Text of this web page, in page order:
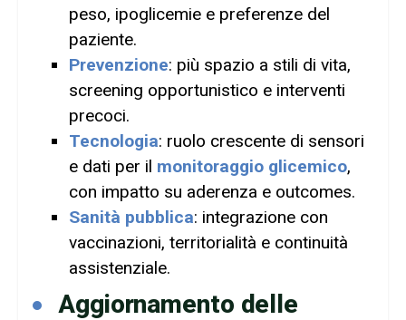
peso, ipoglicemie e preferenze del
paziente.
Prevenzione: più spazio a stili di vita,
screening opportunistico e interventi
precoci.
Tecnologia: ruolo crescente di sensori
e dati per il monitoraggio glicemico,
con impatto su aderenza e outcomes.
Sanità pubblica: integrazione con
vaccinazioni, territorialità e continuità
assistenziale.
Aggiornamento delle